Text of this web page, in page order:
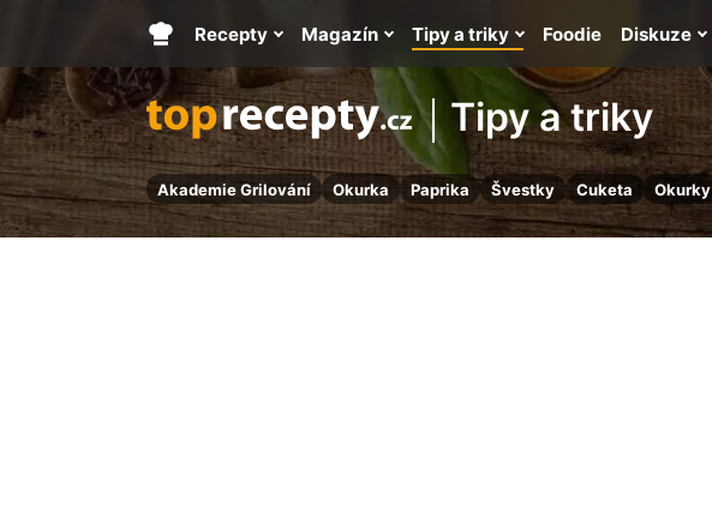
Tipy a triky
Akademie Grilování Okurka Paprika Švestky Cuketa Okurky
Hlavní
stránka
Recepty Magazín Tipy a triky Foodie Diskuze